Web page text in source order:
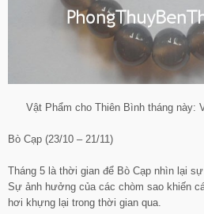
Vật Phẩm cho Thiên Bình tháng này:
Bò Cạp (23/10 – 21/11)
Tháng 5 là thời gian để Bò Cạp nhìn lại
Sự ảnh hưởng của các chòm sao khiến
hơi khựng lại trong thời gian qua.